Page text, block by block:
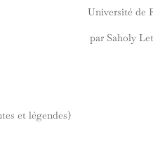
Université de
par Saholy
et légendes)